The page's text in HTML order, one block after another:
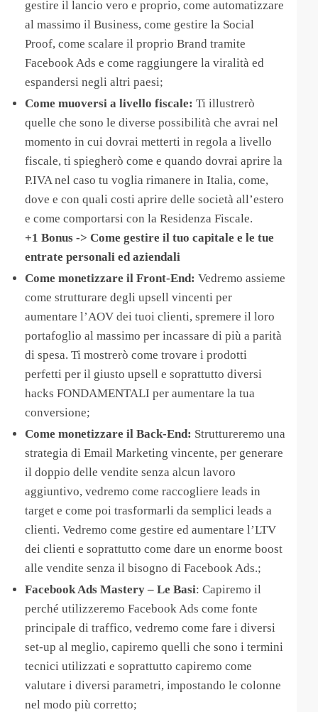
gestire il lancio vero e proprio, come automatizzare
al massimo il Business, come gestire la Social
Proof, come scalare il proprio Brand tramite
Facebook Ads e come raggiungere la viralità ed
espandersi negli altri paesi;
Come muoversi a livello fiscale: Ti illustrerò
quelle che sono le diverse possibilità che avrai nel
momento in cui dovrai metterti in regola a livello
fiscale, ti spiegherò come e quando dovrai aprire la
P.IVA nel caso tu voglia rimanere in Italia, come,
dove e con quali costi aprire delle società all’estero
e come comportarsi con la Residenza Fiscale.
+1 Bonus -> Come gestire il tuo capitale e le tue
entrate personali ed aziendali
​Come monetizzare il Front-End: Vedremo assieme
come strutturare degli upsell vincenti per
aumentare l’AOV dei tuoi clienti, spremere il loro
portafoglio al massimo per incassare di più a parità
di spesa. Ti mostrerò come trovare i prodotti
perfetti per il giusto upsell e soprattutto diversi
hacks FONDAMENTALI per aumentare la tua
conversione;
Come monetizzare il Back-End: Struttureremo una
strategia di Email Marketing vincente, per generare
il doppio delle vendite senza alcun lavoro
aggiuntivo, vedremo come raccogliere leads in
target e come poi trasformarli da semplici leads a
clienti. Vedremo come gestire ed aumentare l’LTV
dei clienti e soprattutto come dare un enorme boost
alle vendite senza il bisogno di Facebook Ads.;
​Facebook Ads Mastery – Le Basi: Capiremo il
perché utilizzeremo Facebook Ads come fonte
principale di traffico, vedremo come fare i diversi
set-up al meglio, capiremo quelli che sono i termini
tecnici utilizzati e soprattutto capiremo come
valutare i diversi parametri, impostando le colonne
nel modo più corretto;